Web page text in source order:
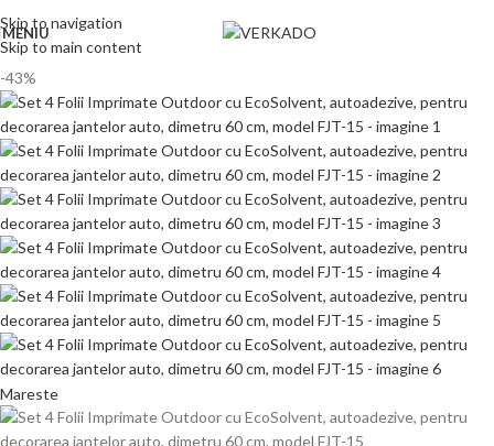
Skip to navigation
Skip to main content
MENIU
-43%
Mareste